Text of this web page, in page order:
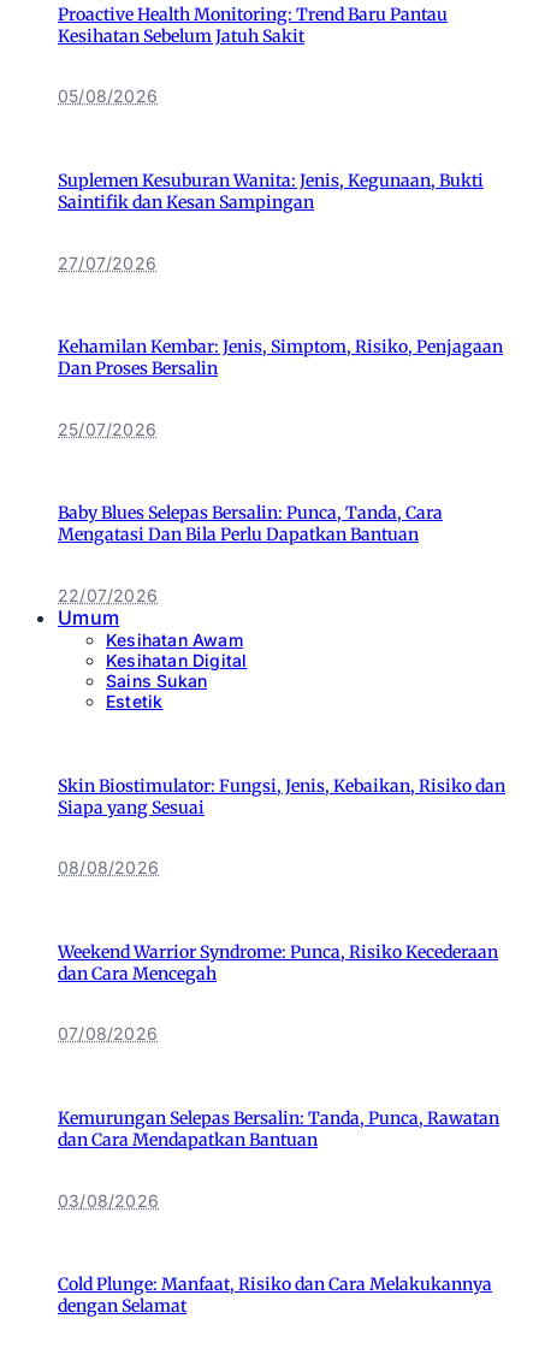
Proactive Health Monitoring: Trend Baru Pantau
Kesihatan Sebelum Jatuh Sakit
05/08/2026
Suplemen Kesuburan Wanita: Jenis, Kegunaan, Bukti
Saintifik dan Kesan Sampingan
27/07/2026
Kehamilan Kembar: Jenis, Simptom, Risiko, Penjagaan
Dan Proses Bersalin
25/07/2026
Baby Blues Selepas Bersalin: Punca, Tanda, Cara
Mengatasi Dan Bila Perlu Dapatkan Bantuan
22/07/2026
Umum
Kesihatan Awam
Kesihatan Digital
Sains Sukan
Estetik
Skin Biostimulator: Fungsi, Jenis, Kebaikan, Risiko dan
Siapa yang Sesuai
08/08/2026
Weekend Warrior Syndrome: Punca, Risiko Kecederaan
dan Cara Mencegah
07/08/2026
Kemurungan Selepas Bersalin: Tanda, Punca, Rawatan
dan Cara Mendapatkan Bantuan
03/08/2026
Cold Plunge: Manfaat, Risiko dan Cara Melakukannya
dengan Selamat